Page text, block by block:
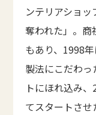
ンテリアショ
奪われた」。
もあり、1998
製法にこだわ
トにほれ込み
てスタートさせ